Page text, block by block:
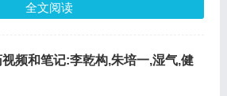
全文阅读
频和笔记:李乾构,朱培一,湿气,健